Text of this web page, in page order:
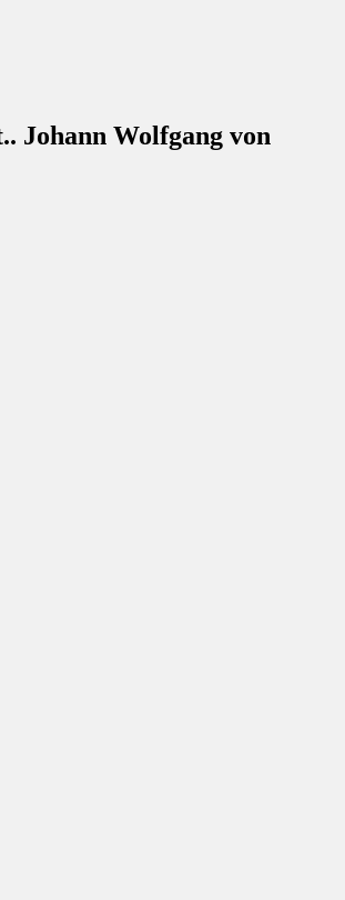
Johann Wolfgang von